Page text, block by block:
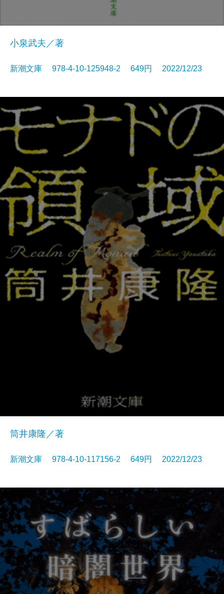
小泉武夫／著
新潮文庫 978-4-10-125948-2 649円 2022/12/23
筒井康隆／著
新潮文庫 978-4-10-117156-2 649円 2022/12/23